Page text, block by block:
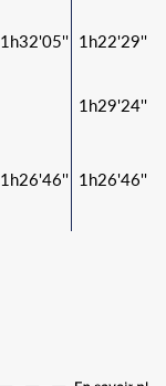
1h32'05'' 1h22'29''
1h29'24''
1h26'46'' 1h26'46''